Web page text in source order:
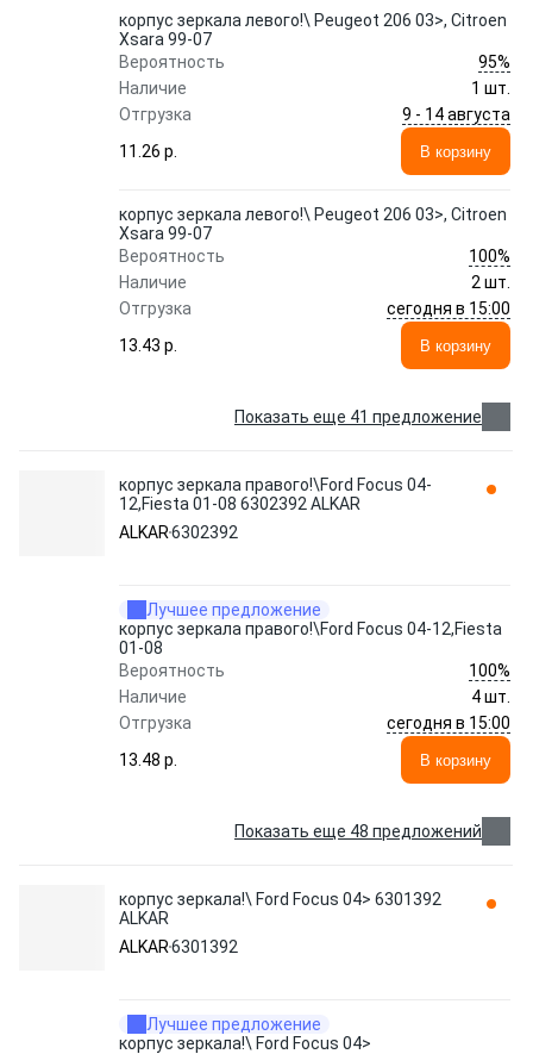
корпус зеркала левого!\ Peugeot 206 03>, Citroen
Xsara 99-07
Вероятность
95%
Наличие
1 шт.
Отгрузка
9 - 14 августа
11.26 p.
В корзину
корпус зеркала левого!\ Peugeot 206 03>, Citroen
Xsara 99-07
Вероятность
100%
Наличие
2 шт.
Отгрузка
сегодня в 15:00
13.43 p.
В корзину
Показать еще 41 предложение
корпус зеркала правого!\Ford Focus 04-
12,Fiesta 01-08 6302392 ALKAR
ALKAR6302392
Лучшее предложение
корпус зеркала правого!\Ford Focus 04-12,Fiesta
01-08
Вероятность
100%
Наличие
4 шт.
Отгрузка
сегодня в 15:00
13.48 p.
В корзину
Показать еще 48 предложений
корпус зеркала!\ Ford Focus 04> 6301392
ALKAR
ALKAR6301392
Лучшее предложение
корпус зеркала!\ Ford Focus 04>